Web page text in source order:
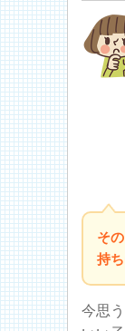
そ
持
今思